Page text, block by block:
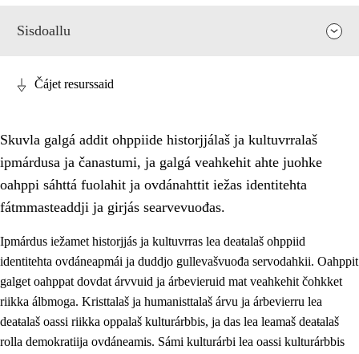
Sisdoallu
Oahpahusa árvovuođđu
1.1 Olmmošárvu
Identitehta ja kultuvrralaš girjáivuohta
1.3 Kritihkalaš jurddašeapmi ja ehtalaš diđolašvuohta
Čájet resurssaid
Skuvla galgá addit ohppiide historjjálaš ja kultuvrralaš
ipmárdusa ja čanastumi, ja galgá veahkehit ahte juohke
oahppi sáhttá fuolahit ja ovdánahttit iežas identitehta
fátmmasteaddji ja girjás searvevuođas.
Ipmárdus iežamet historjjás ja kultuvrras lea deaŧalaš ohppiid
identitehta ovdáneapmái ja duddjo gullevašvuođa servodahkii. Oahppit
galget oahppat dovdat árvvuid ja árbevieruid mat veahkehit čohkket
riikka álbmoga. Kristtalaš ja humanisttalaš árvu ja árbevierru lea
deaŧalaš oassi riikka oppalaš kulturárbbis, ja das lea leamaš deaŧalaš
rolla demokratiija ovdáneamis. Sámi kulturárbi lea oassi kulturárbbis